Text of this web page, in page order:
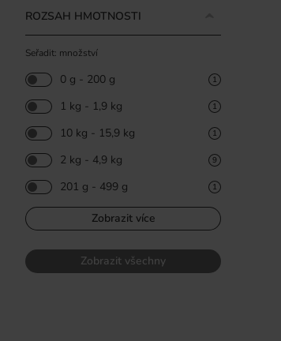
ROZSAH HMOTNOSTI
Seřadit: množství
0 g - 200 g 1
1 kg - 1,9 kg 1
10 kg - 15,9 kg 1
2 kg - 4,9 kg 9
201 g - 499 g 1
Zobrazit více
Zobrazit všechny